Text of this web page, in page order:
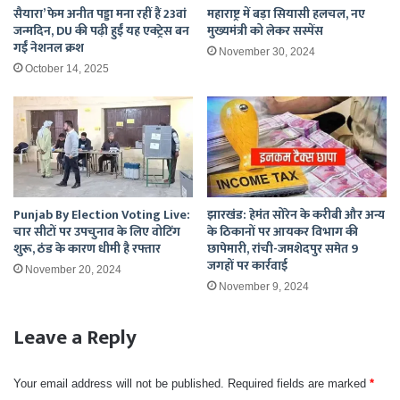
सैयारा’ फेम अनीत पड्डा मना रहीं हैं 23वां
जन्मदिन, DU की पढ़ी हुईं यह एक्ट्रेस बन
गईं नेशनल क्रश
October 14, 2025
महाराष्ट्र में बड़ा सियासी हलचल, नए
मुख्यमंत्री को लेकर सस्पेंस
November 30, 2024
Punjab By Election Voting Live:
चार सीटों पर उपचुनाव के लिए वोटिंग
शुरू, ठंड के कारण धीमी है रफ्तार
November 20, 2024
झारखंड: हेमंत सोरेन के करीबी और अन्य
के ठिकानों पर आयकर विभाग की
छापेमारी, रांची-जमशेदपुर समेत 9
जगहों पर कार्रवाई
November 9, 2024
Leave a Reply
Your email address will not be published. Required fields are marked *